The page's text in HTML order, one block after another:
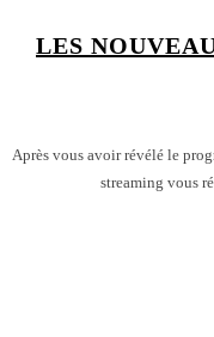
LES
Après vous avoir révélé le
streaming vous